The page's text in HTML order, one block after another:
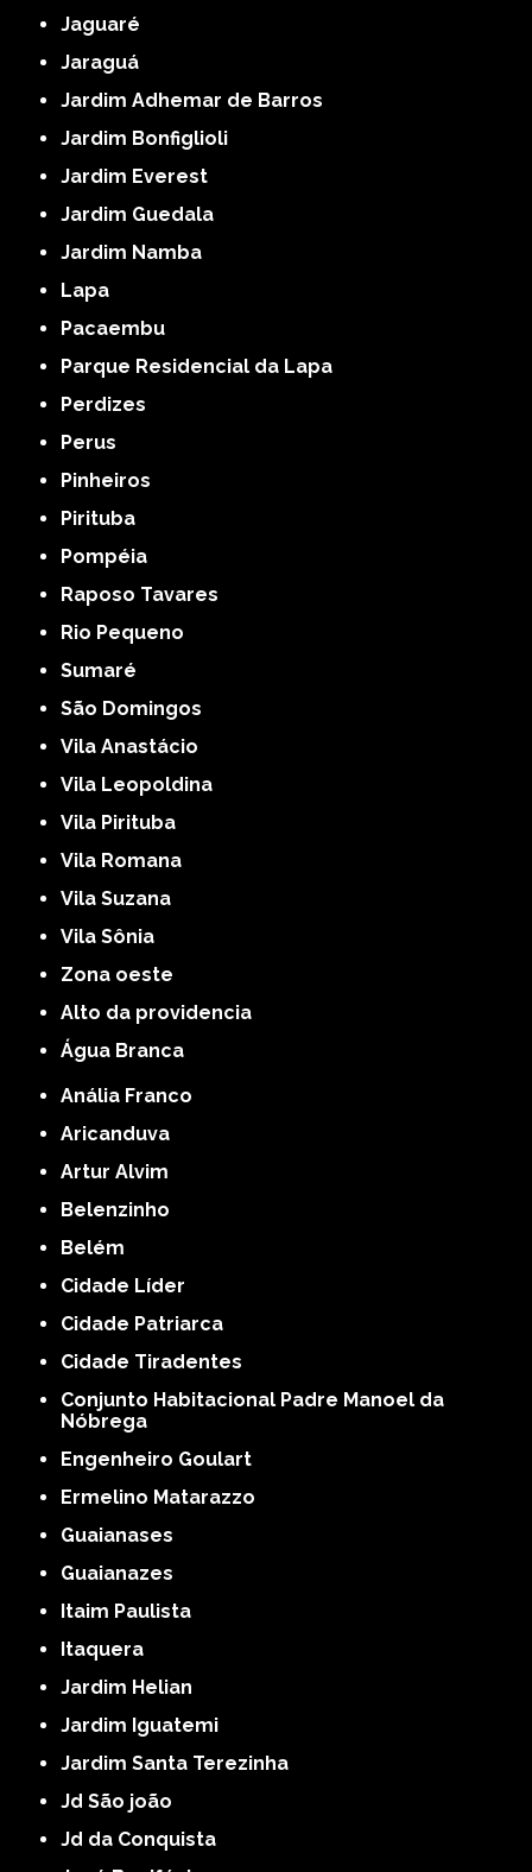
Jaguaré
Jaraguá
Jardim Adhemar de Barros
Jardim Bonfiglioli
Jardim Everest
Jardim Guedala
Jardim Namba
Lapa
Pacaembu
Parque Residencial da Lapa
Perdizes
Perus
Pinheiros
Pirituba
Pompéia
Raposo Tavares
Rio Pequeno
Sumaré
São Domingos
Vila Anastácio
Vila Leopoldina
Vila Pirituba
Vila Romana
Vila Suzana
Vila Sônia
Zona oeste
alto da providencia
Água Branca
Anália Franco
Aricanduva
Artur Alvim
Belenzinho
Belém
Cidade Líder
Cidade Patriarca
Cidade Tiradentes
Conjunto Habitacional Padre Manoel da
Nóbrega
Engenheiro Goulart
Ermelino Matarazzo
Guaianases
Guaianazes
Itaim Paulista
Itaquera
Jardim Helian
Jardim Iguatemi
Jardim Santa Terezinha
Jd São joão
Jd da Conquista